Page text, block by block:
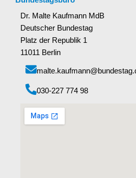
Dr. Malte Kaufmann MdB
Deutscher Bundestag
Platz der Republik 1
11011 Berlin
‭030-227 774 98‬